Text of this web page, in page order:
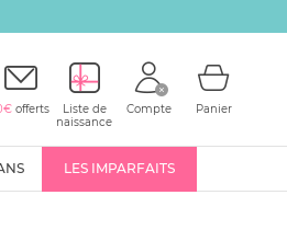
offerts
Liste de
naissance
Compte Panier
LES IMPARFAITS